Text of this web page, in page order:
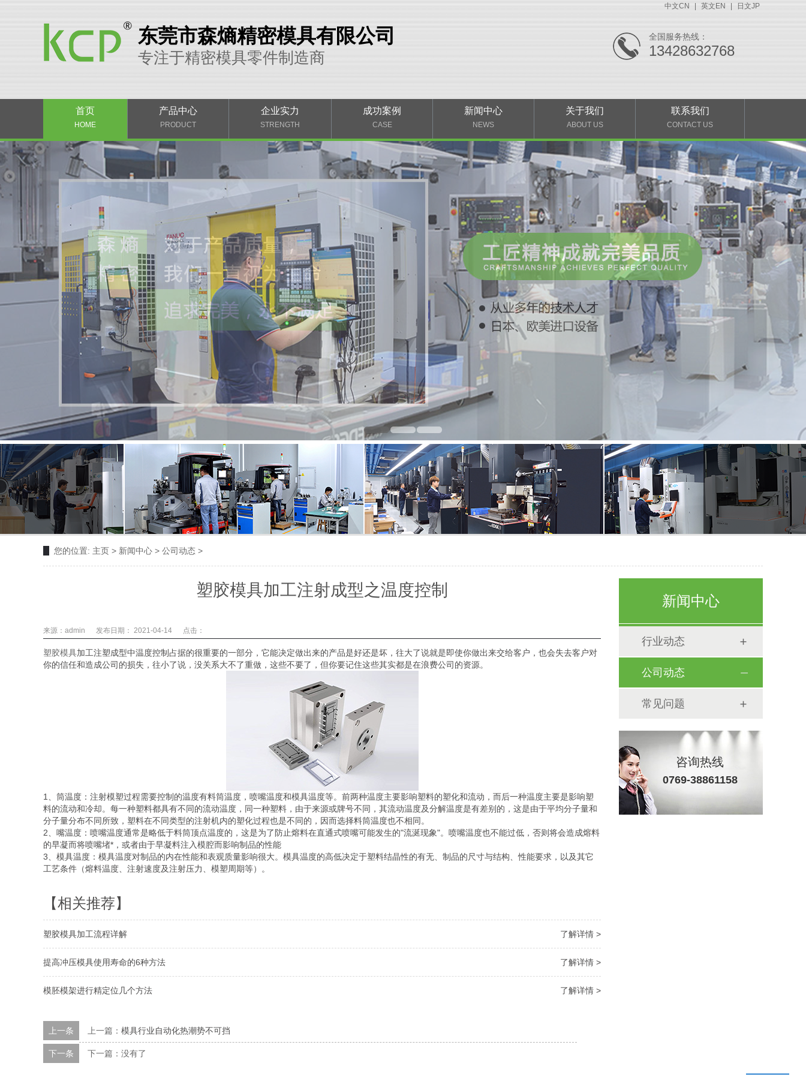
中文CN 英文EN 日文JP
东莞市森熵精密模具有限公司
专注于精密模具零件制造商
全国服务热线：
13428632768
首页
HOME
产品中心
PRODUCT
企业实力
STRENGTH
成功案例
CASE
新闻中心
NEWS
关于我们
ABOUT US
联系我们
CONTACT US
您的位置: 主页 > 新闻中心 > 公司动态 >
塑胶模具加工注射成型之温度控制
来源：admin 发布日期： 2021-04-14 点击：
塑胶模具加工注塑成型中温度控制占据的很重要的一部分，它能决定做出来的产品是好还是坏，往大了说就是即使你做出来交给客户，也会失去客户对
你的信任和造成公司的损失，往小了说，没关系大不了重做，这些不要了，但你要记住这些其实都是在浪费公司的资源。
1、筒温度：注射模塑过程需要控制的温度有料筒温度，喷嘴温度和模具温度等。前两种温度主要影响塑料的塑化和流动，而后一种温度主要是影响塑
料的流动和冷却。每一种塑料都具有不同的流动温度，同一种塑料，由于来源或牌号不同，其流动温度及分解温度是有差别的，这是由于平均分子量和
分子量分布不同所致，塑料在不同类型的注射机内的塑化过程也是不同的，因而选择料筒温度也不相同。
2、嘴温度：喷嘴温度通常是略低于料筒顶点温度的，这是为了防止熔料在直通式喷嘴可能发生的"流涎现象"。喷嘴温度也不能过低，否则将会造成熔料
的早凝而将喷嘴堵*，或者由于早凝料注入模腔而影响制品的性能
3、模具温度：模具温度对制品的内在性能和表观质量影响很大。模具温度的高低决定于塑料结晶性的有无、制品的尺寸与结构、性能要求，以及其它
工艺条件（熔料温度、注射速度及注射压力、模塑周期等）。
【相关推荐】
了解详情 >
塑胶模具加工流程详解
了解详情 >
提高冲压模具使用寿命的6种方法
了解详情 >
模胚模架进行精定位几个方法
上一条 上一篇： 模具行业自动化热潮势不可挡
下一条 下一篇：没有了
新闻中心
行业动态
公司动态
常见问题
咨询热线
0769-38861158